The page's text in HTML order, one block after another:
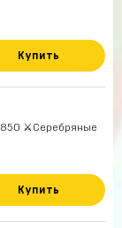
Купить
⚔Серебряные
Купить